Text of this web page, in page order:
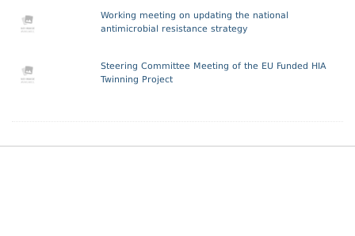
Working meeting on updating the national
antimicrobial resistance strategy
Steering Committee Meeting of the EU Funded HIA
Twinning Project